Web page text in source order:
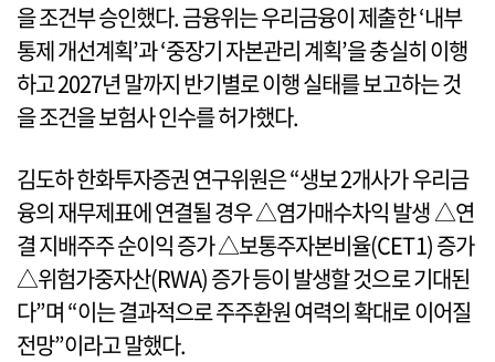
을 조건부 승인했다. 금융위는 우리금융이 제출한 ‘내부
통제 개선계획’과 ‘중장기 자본관리 계획’을 충실히 이행
하고 2027년 말까지 반기별로 이행 실태를 보고하는 것
을 조건을 보험사 인수를 허가했다.
김도하 한화투자증권 연구위원은 “생보 2개사가 우리금
융의 재무제표에 연결될 경우 △염가매수차익 발생 △연
결 지배주주 순이익 증가 △보통주자본비율(CET1) 증가
△위험가중자산(RWA) 증가 등이 발생할 것으로 기대된
다”며 “이는 결과적으로 주주환원 여력의 확대로 이어질
전망”이라고 말했다.